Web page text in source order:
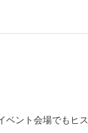
ベント会場でもヒス